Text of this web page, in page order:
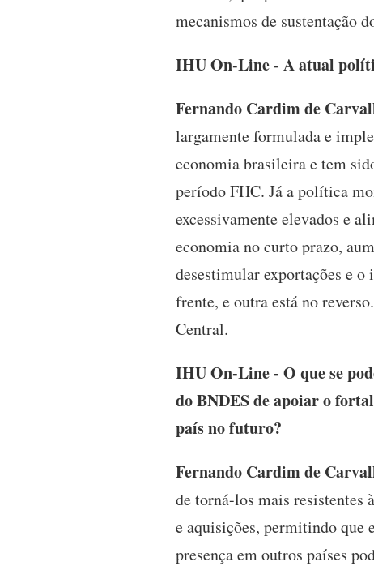
mecanismos de sustentação
IHU On-Line - A atual
Fernando Cardim de
largamente formulada e
economia brasileira e tem
período FHC. Já a política
excessivamente elevados e
economia no curto prazo,
desestimular exportações e
frente, e outra está no
Central.
IHU On-Line - O que se
do BNDES de apoiar o
país no futuro?
Fernando Cardim de
de torná-los mais resistentes
e aquisições, permitindo que
presença em outros países